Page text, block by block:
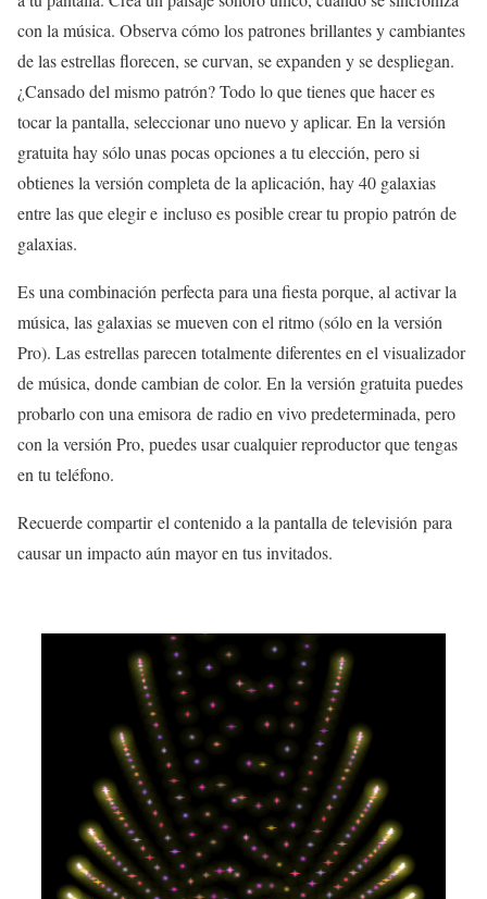
con la música. Observa cómo los patrones brillantes y cambiantes
de las estrellas florecen, se curvan, se expanden y se despliegan.
¿Cansado del mismo patrón? Todo lo que tienes que hacer es
tocar la pantalla, seleccionar uno nuevo y aplicar. En la versión
gratuita hay sólo unas pocas opciones a tu elección, pero si
obtienes la versión completa de la aplicación, hay 40 galaxias
entre las que elegir e incluso es posible crear tu propio patrón de
galaxias.
Es una combinación perfecta para una fiesta porque, al activar la
música, las galaxias se mueven con el ritmo (sólo en la versión
Pro). Las estrellas parecen totalmente diferentes en el visualizador
de música, donde cambian de color. En la versión gratuita puedes
probarlo con una emisora de radio en vivo predeterminada, pero
con la versión Pro, puedes usar cualquier reproductor que tengas
en tu teléfono.
Recuerde compartir el contenido a la pantalla de televisión para
causar un impacto aún mayor en tus invitados.